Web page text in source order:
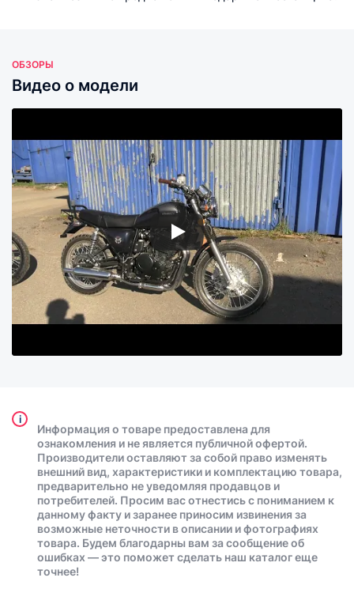
ОБЗОРЫ
Видео о модели
i
Информация о товаре предоставлена для
ознакомления и не является публичной офертой.
Производители оставляют за собой право изменять
внешний вид, характеристики и комплектацию товара,
предварительно не уведомляя продавцов и
потребителей. Просим вас отнестись с пониманием к
данному факту и заранее приносим извинения за
возможные неточности в описании и фотографиях
товара. Будем благодарны вам за сообщение об
ошибках — это поможет сделать наш каталог еще
точнее!